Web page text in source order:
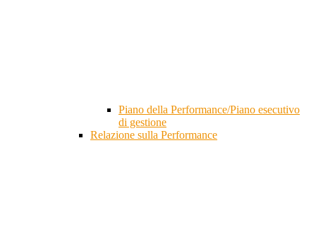
Piano della Performance/Piano esecutivo
di gestione
Relazione sulla Performance